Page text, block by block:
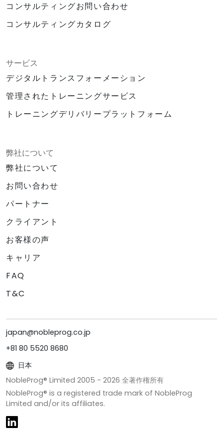
コンサルティングお問い合わせ
コンサルティングカタログ
サービス
デジタルトランスフォーメーション
管理されたトレーニングサービス
トレーニングデリバリープラットフォーム
弊社について
弊社について
お問い合わせ
パートナー
クライアント
お客様の声
キャリア
FAQ
T&C
japan@nobleprog.co.jp
+81 80 5520 8680
日本
NobleProg® Limited 2005 - 2026 全著作権所有
NobleProg® is a registered trade mark of NobleProg
Limited and/or its affiliates.